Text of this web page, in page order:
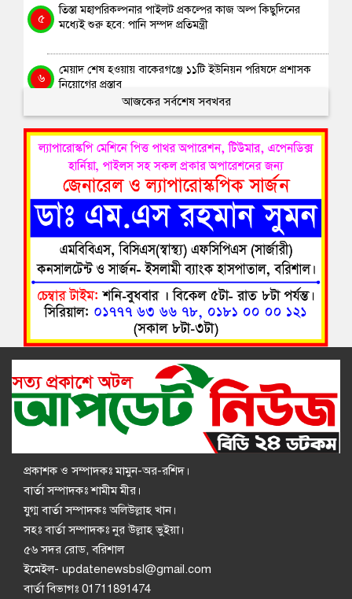
৫
তিস্তা মহাপরিকল্পনার পাইলট প্রকল্পের কাজ অল্প কিছুদিনের
মধ্যেই শুরু হবে: পানি সম্পদ প্রতিমন্ত্রী
৬
মেয়াদ শেষ হওয়ায় বাকেরগঞ্জে ১১টি ইউনিয়ন পরিষদে প্রশাসক
নিয়োগের প্রস্তাব
৭
পটুয়াখালী জেলার জমিয়াতুল মোদার্রেছীনের সাবেক সভাপতি আব্দুল
হান্নান আজিজির সুস্থতার জন্য দোয়া কামনা
৮
ভারতে অনুপ্রবেশকালে ৮ বাংলাদেশী নারী আটক
বরিশালে রিহ্যাব হেলথ কেয়ার এন্ড নার্সিং হোম এর শুভ উদ্বোধন
১০
বগুড়ায় বাসচাপায় ৬ শ্রমিক নিহত, আহত ১৫
১১
উজিরপুরে সাঁকো নির্মাণ: জনদুর্ভোগ কমাতে অর্থায়ন ও উদ্যোগে
বিএনপি নেতা শহিদুল ইসলাম
বাকেরগঞ্জে বাল্কহেডের ধাক্কায় ধসে পড়লো সেতু, দুর্ভোগে হাজারো
১৩
কলাপাড়ায় গৃহহীন এবং দরিদ্র মেধাবী শিক্ষার্থীদের মাঝে আর্থিক
সহায়তার চেক বিতরণ
১৪
বরিশালে ১১ দলীয় ঐক্যের অবস্থান কর্মসূচি ও প্রধানমন্ত্রী বরাবর
স্মারকলিপি প্রদান
আজকের সর্বশেষ সবখবর
প্রকাশক ও সম্পাদকঃ মামুন-অর-রশিদ।
বার্তা সম্পাদকঃ শামীম মীর।
যুগ্ম বার্তা সম্পাদকঃ অলিউল্লাহ খান।
সহঃ বার্তা সম্পাদকঃ নুর উল্লাহ ভুইয়া।
৫৬ সদর রোড, বরিশাল
ইমেইল- updatenewsbsl@gmail.com
বার্তা বিভাগঃ 01711891474